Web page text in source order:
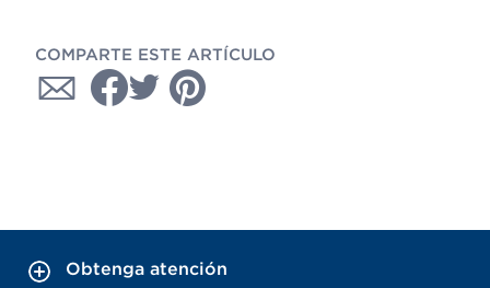
COMPARTE ESTE ARTÍCULO
Obtenga atención